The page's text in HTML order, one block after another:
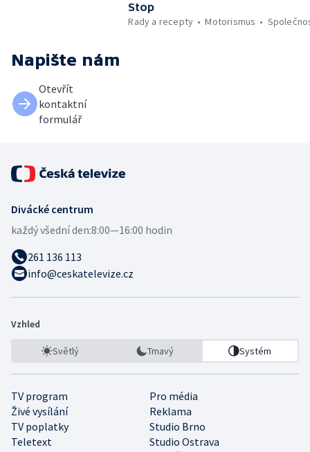
Stop
Rady a recepty
Motorismus
Napište nám
Otevřít
kontaktní
formulář
Divácké centrum
každý všední den:8:00—16:00 hodin
261 136 113
info@ceskatelevize.cz
Vzhled
Světlý Tmavý Systém
TV program
Pro média
Živé vysílání
Reklama
TV poplatky
Studio Brno
Teletext
Studio Ostrava